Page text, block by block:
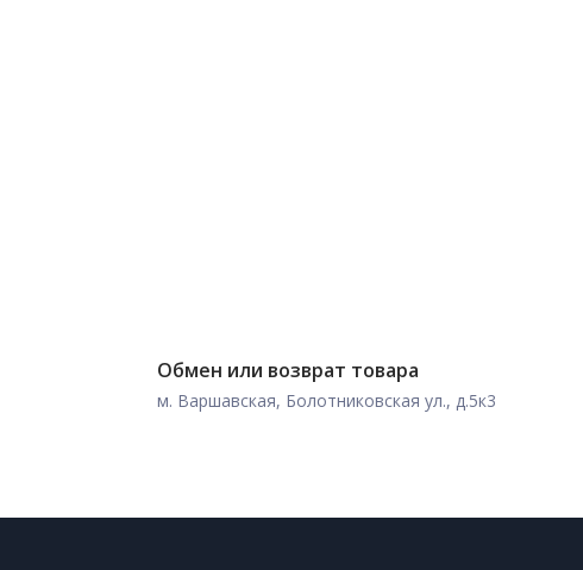
Обмен или возврат товара
м. Варшавская, Болотниковская ул., д.5к3